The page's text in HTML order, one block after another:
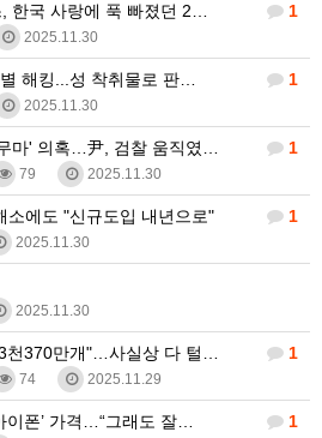
1
한국 사랑에 푹 빠졌던 2…
2025.11.30
1
해킹...성 착취물로 판…
2025.11.30
1
마' 의혹…尹, 검찰 움직였…
79 2025.11.30
1
소에도 "신규도입 내년으로"
2025.11.30
2025.11.30
1
천370만개"…사실상 다 털…
74 2025.11.29
1
이폰’ 가격…“그래도 잘…